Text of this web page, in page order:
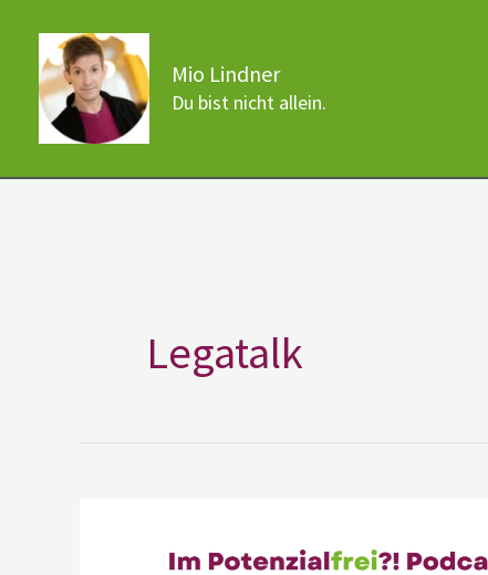
Inhalt
springen
Mio Lindner
Du bist nicht allein.
Legatalk